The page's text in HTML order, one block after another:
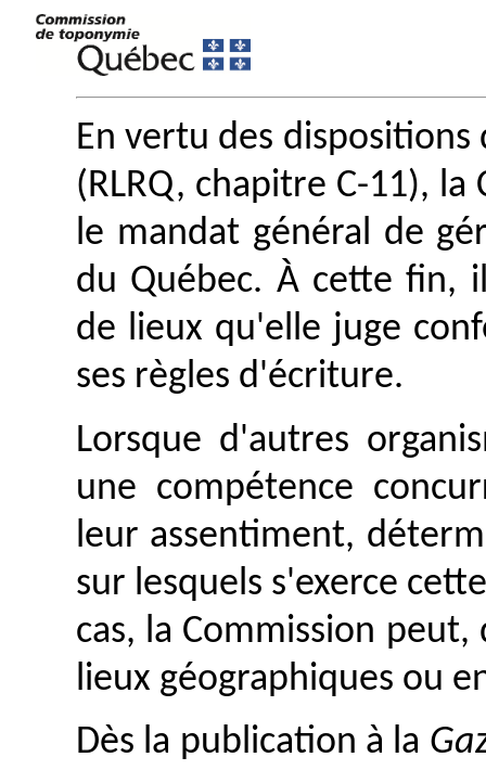
En vertu des dispositions
(RLRQ, chapitre C-11),
le mandat général de
du Québec. À cette fin,
de lieux qu'elle juge
ses règles d'écriture.
Lorsque d'autres
une compétence
leur assentiment,
sur lesquels s'exerce
cas, la Commission
lieux géographiques ou
Dès la publication à la